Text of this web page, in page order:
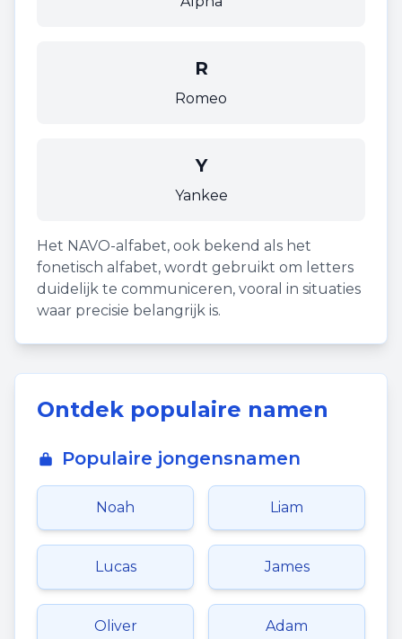
R
Romeo
Y
Yankee
Het NAVO-alfabet, ook bekend als het
fonetisch alfabet, wordt gebruikt om letters
duidelijk te communiceren, vooral in situaties
waar precisie belangrijk is.
Ontdek populaire namen
Populaire jongensnamen
Noah Liam
Lucas James
Oliver Adam